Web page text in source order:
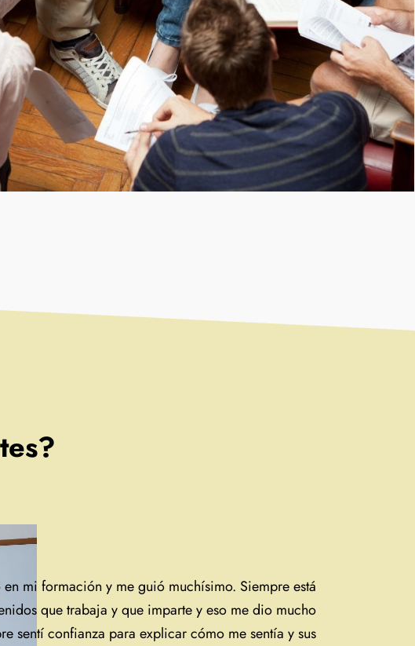
mi formación y me guió muchísimo. Siempre está
que trabaja y que imparte y eso me dio mucho
sentí confianza para explicar cómo me sentía y sus